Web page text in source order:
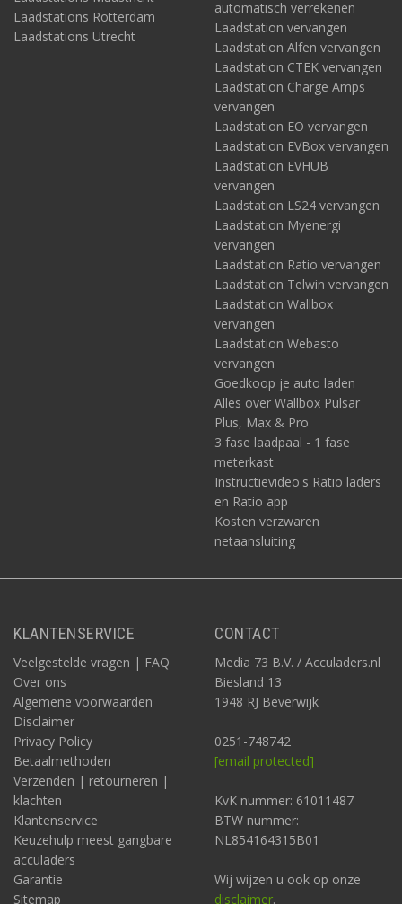
Laadstations Rotterdam
Laadstations Utrecht
automatisch verrekenen
Laadstation vervangen
Laadstation Alfen vervangen
Laadstation CTEK vervangen
Laadstation Charge Amps
vervangen
Laadstation EO vervangen
Laadstation EVBox vervangen
Laadstation EVHUB
vervangen
Laadstation LS24 vervangen
Laadstation Myenergi
vervangen
Laadstation Ratio vervangen
Laadstation Telwin vervangen
Laadstation Wallbox
vervangen
Laadstation Webasto
vervangen
Goedkoop je auto laden
Alles over Wallbox Pulsar
Plus, Max & Pro
3 fase laadpaal - 1 fase
meterkast
Instructievideo's Ratio laders
en Ratio app
Kosten verzwaren
netaansluiting
KLANTENSERVICE
Veelgestelde vragen | FAQ
Over ons
Algemene voorwaarden
Disclaimer
Privacy Policy
Betaalmethoden
Verzenden | retourneren |
klachten
Klantenservice
Keuzehulp meest gangbare
acculaders
Garantie
Sitemap
CONTACT
Media 73 B.V. / Acculaders.nl
Biesland 13
1948 RJ Beverwijk
0251-748742
[email protected]
KvK nummer: 61011487
BTW nummer:
NL854164315B01
Wij wijzen u ook op onze
disclaimer.